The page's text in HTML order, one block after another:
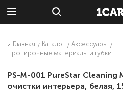
Главная Каталог
Аксессуары
Протирочные материалы и губки
PS-M-001 PureStar Cleaning
очистки интерьера, белая,